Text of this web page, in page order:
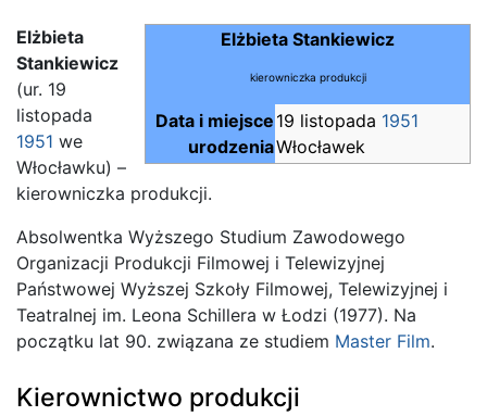
Elżbieta Stankiewicz
kierowniczka produkcji
Data i miejsce
urodzenia
19 listopada 1951
Włocławek
Elżbieta
Stankiewicz
(ur. 19
listopada
1951 we
Włocławku) –
kierowniczka produkcji.
Absolwentka Wyższego Studium Zawodowego
Organizacji Produkcji Filmowej i Telewizyjnej
Państwowej Wyższej Szkoły Filmowej, Telewizyjnej i
Teatralnej im. Leona Schillera w Łodzi (1977). Na
początku lat 90. związana ze studiem Master Film.
Kierownictwo produkcji